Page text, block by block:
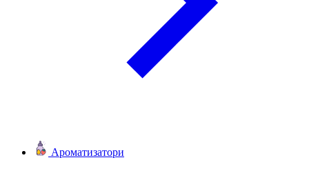
Ароматизатори